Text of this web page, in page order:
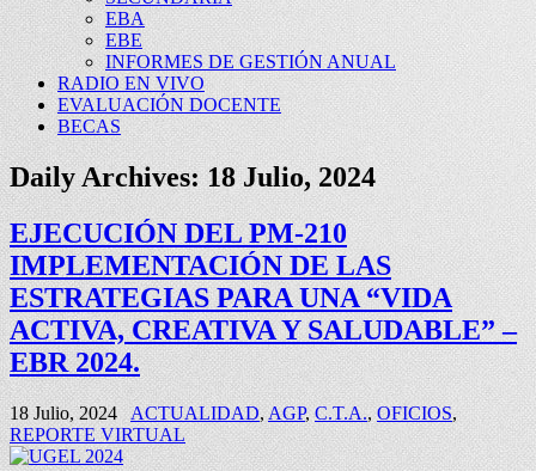
EBA
EBE
INFORMES DE GESTIÓN ANUAL
RADIO EN VIVO
EVALUACIÓN DOCENTE
BECAS
Daily Archives:18 Julio, 2024
EJECUCIÓN DEL PM-210
IMPLEMENTACIÓN DE LAS
ESTRATEGIAS PARA UNA “VIDA
ACTIVA, CREATIVA Y SALUDABLE” –
EBR 2024.
18 Julio, 2024 ACTUALIDAD,AGP,C.T.A.,OFICIOS,
REPORTE VIRTUAL